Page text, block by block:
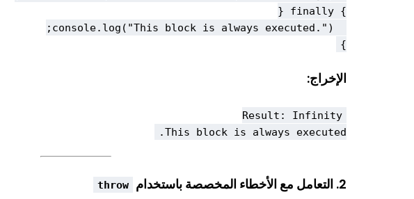
}
الإخراج:
This block is always executed.
2. التعامل مع الأخطاء المخصصة باستخدام throw